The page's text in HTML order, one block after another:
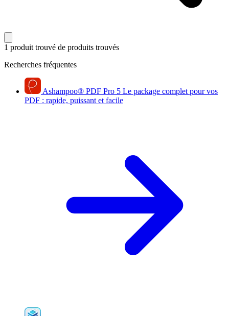
1 produit trouvé de produits trouvés
Recherches fréquentes
Ashampoo® PDF Pro 5 Le package complet pour vos
PDF : rapide, puissant et facile